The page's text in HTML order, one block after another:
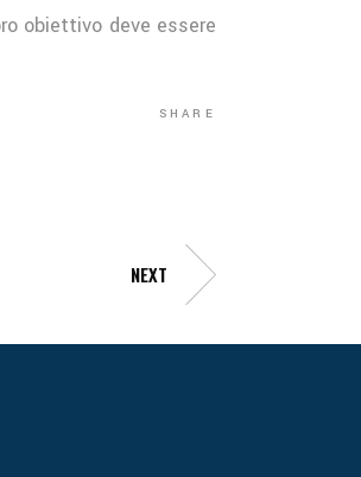
obiettivo deve essere
SHARE
NEXT